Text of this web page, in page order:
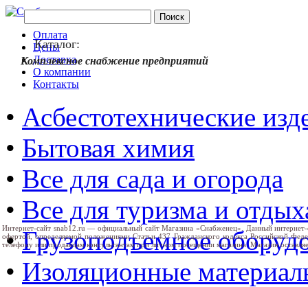
Оплата
Цены
Доставка
О компании
Контакты
Комплексное снабжение предприятий
Каталог:
• Асбестотехнические
• Бытовая химия
• Все для сада и огорода
• Все для туризма и
•Грузоподъемное
• Изоляционные
Интернет-сайт snab12.ru — официальный сайт Магазина «Снабженец». Данный
офертой, определяемой положениями Статьи 437 Гражданского кодекса Российской
телефону или продавцам консультантам при личном посещении магазина. Магазин